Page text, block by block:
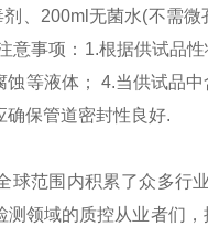
、200ml无菌水(不需
意事项： 1.根据供试品
等液体； 4.当供试品
确保管道密封性良好.
球范围内积累了众多行
领域的质控从业者们